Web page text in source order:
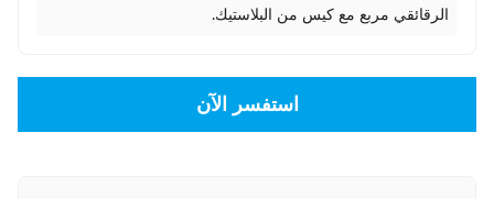
الرقائقي مربع مع كيس من البلاستيك.
استفسر الآن